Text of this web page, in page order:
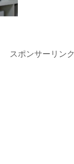
スポンサーリンク